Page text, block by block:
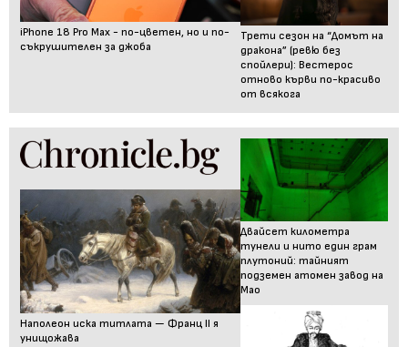
iPhone 18 Pro Max - по-цветен, но и по-
съкрушителен за джоба
Трети сезон на “Домът на
дракона” (ревю без
спойлери): Вестерос
отново кърви по-красиво
от всякога
Наполеон иска титлата — Франц II я
унищожава
Двайсет километра
тунели и нито един грам
плутоний: тайният
подземен атомен завод на
Мао